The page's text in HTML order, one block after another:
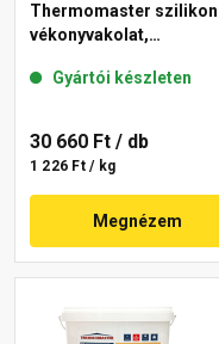
Thermomaster szilikon
vékonyvakolat,
22-D 25 kg
Gyártói készleten
30 660 Ft / db
1 226 Ft / kg
Megnézem